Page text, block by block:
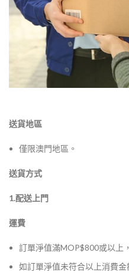
送貨地區
僅限澳門地區。
送貨方式
1.配送上門
運費
訂單淨值滿MOP$800或以上
如訂單淨值未符合以上消費